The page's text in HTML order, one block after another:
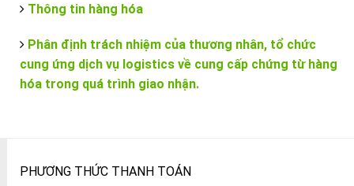
Thông tin hàng hóa
Phân định trách nhiệm của thương nhân, tổ chức
cung ứng dịch vụ logistics về cung cấp chứng từ hàng
hóa trong quá trình giao nhận.
PHƯƠNG THỨC THANH TOÁN